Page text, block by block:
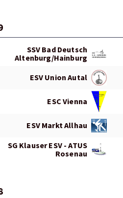
SSV Bad Deutsch
Altenburg/Hainburg
ESV Union Autal
ESC Vienna
ESV Markt Allhau
SG Klauser ESV - ATUS
Rosenau